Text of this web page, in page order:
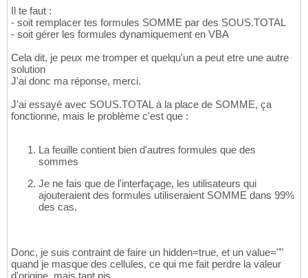
Il te faut :
- soit remplacer tes formules SOMME par des SOUS.TOTAL
- soit gérer les formules dynamiquement en VBA
Cela dit, je peux me tromper et quelqu'un a peut etre une autre
solution
J'ai donc ma réponse, merci.
J'ai essayé avec SOUS.TOTAL à la place de SOMME, ça
fonctionne, mais le problème c'est que :
La feuille contient bien d'autres formules que des
sommes
Je ne fais que de l'interfaçage, les utilisateurs qui
ajouteraient des formules utiliseraient SOMME dans 99%
des cas.
Donc, je suis contraint de faire un hidden=true, et un value=""
quand je masque des cellules, ce qui me fait perdre la valeur